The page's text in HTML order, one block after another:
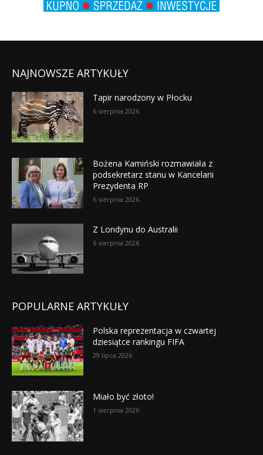
NAJNOWSZE ARTYKUŁY
Tapir narodzony w Płocku
6 sierpnia 2026
Bożena Kamiński rozmawiała z
podsekretarz stanu w Kancelarii
Prezydenta RP
6 sierpnia 2026
Z Londynu do Australii
6 sierpnia 2026
POPULARNE ARTYKUŁY
Polska reprezentacja w czwartej
dziesiątce rankingu FIFA
29 lipca 2026
Miało być złoto!
1 sierpnia 2026